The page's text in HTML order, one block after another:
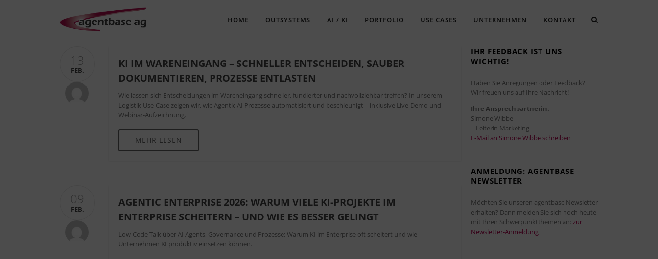
HOME OUTSYSTEMS AI / KI PORTFOLIO USE CASES UNTERNEHMEN KONTAKT
13
FEB.
KI IM WARENEINGANG – SCHNELLER ENTSCHEIDEN, SAUBER
DOKUMENTIEREN, PROZESSE ENTLASTEN
Wie lassen sich Entscheidungen im Wareneingang schneller, fundierter und nachvollziehbar treffen? In unserem
Logistik-Use-Case zeigen wir, wie Agentic AI Prozesse automatisiert und beschleunigt – inklusive Live-Demo und
Webinar-Aufzeichnung.
MEHR LESEN
09
FEB.
AGENTIC ENTERPRISE 2026: WARUM VIELE KI-PROJEKTE IM
ENTERPRISE SCHEITERN – UND WIE ES BESSER GELINGT
Low-Code Talk über AI Agents, Governance und Prozesse: Warum KI im Enterprise oft scheitert und wie
Unternehmen KI produktiv einsetzen können.
IHR FEEDBACK IST UNS
WICHTIG!
Haben Sie Anregungen oder Feedback?
Wir freuen uns auf Ihre Nachricht!
Ihre Ansprechpartnerin:
Simone Wibbe
– Leiterin Marketing –
E-Mail an Simone Wibbe schreiben
ANMELDUNG: AGENTBASE
NEWSLETTER
Möchten Sie unseren agentbase Newsletter
erhalten? Dann melden Sie sich noch heute
mit Ihren Schwerpunktthemen an: zur
Newsletter-Anmeldung